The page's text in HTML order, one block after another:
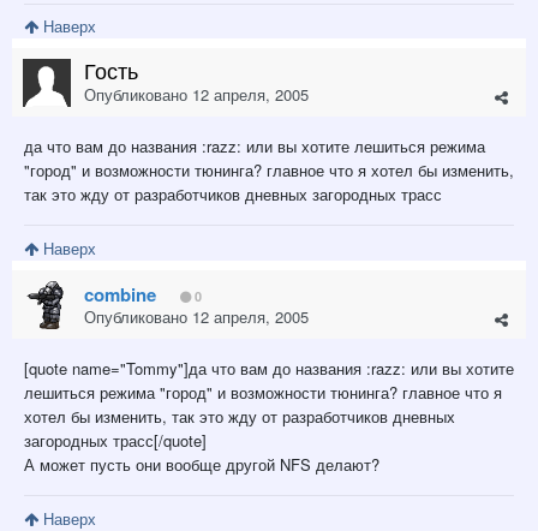
Наверх
Гость
Опубликовано 12 апреля, 2005
да что вам до названия :razz: или вы хотите лешиться режима
"город" и возможности тюнинга? главное что я хотел бы изменить,
так это жду от разработчиков дневных загородных трасс
Наверх
combine 0
Опубликовано 12 апреля, 2005
[quote name="Tommy"]да что вам до названия :razz: или вы хотите
лешиться режима "город" и возможности тюнинга? главное что я
хотел бы изменить, так это жду от разработчиков дневных
загородных трасс[/quote]
А может пусть они вообще другой NFS делают?
Наверх